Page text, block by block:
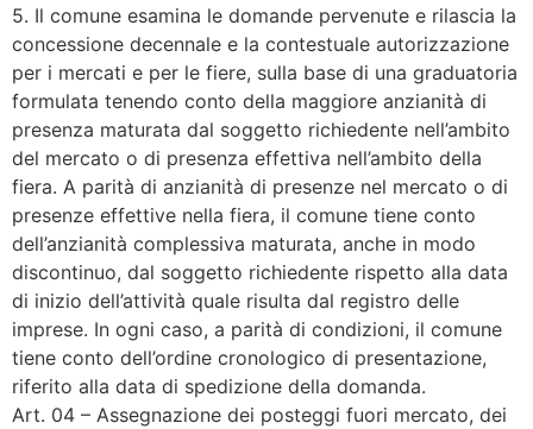
5. Il comune esamina le domande pervenute e rilascia la
concessione decennale e la contestuale autorizzazione
per i mercati e per le fiere, sulla base di una graduatoria
formulata tenendo conto della maggiore anzianità di
presenza maturata dal soggetto richiedente nell’ambito
del mercato o di presenza effettiva nell’ambito della
fiera. A parità di anzianità di presenze nel mercato o di
presenze effettive nella fiera, il comune tiene conto
dell’anzianità complessiva maturata, anche in modo
discontinuo, dal soggetto richiedente rispetto alla data
di inizio dell’attività quale risulta dal registro delle
imprese. In ogni caso, a parità di condizioni, il comune
tiene conto dell’ordine cronologico di presentazione,
riferito alla data di spedizione della domanda.
Art. 04 – Assegnazione dei posteggi fuori mercato, dei